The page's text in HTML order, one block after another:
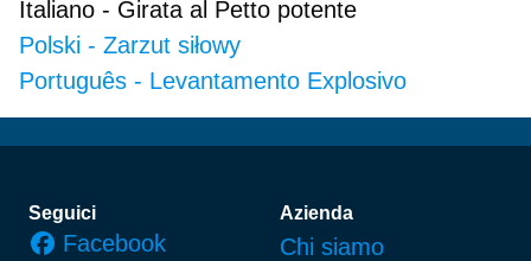
Italiano - Girata al Petto potente
Polski - Zarzut siłowy
Português - Levantamento Explosivo
Piè di pagina
Seguici
Facebook
Azienda
Chi siamo